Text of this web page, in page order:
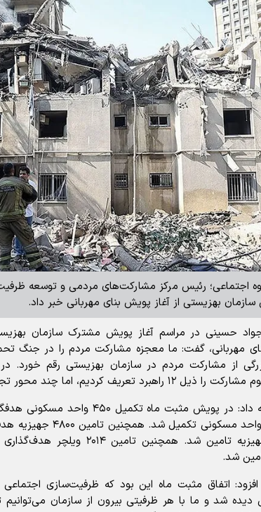
اجتماعی؛ رئیس مرکز مشارکت‌های مردمی و توسعه
سازمان بهزیستی از آغاز پویش بنای مهربانی خبر داد.
حسینی در مراسم آغاز پویش مشترک سازمان
مهربانی، گفت: ما معجزه مشارکت مردم را در جنگ
از مشارکت مردم در سازمان بهزیستی رقم خورد.
۱۲ راهبرد تعریف کردیم، اما چند محور تجلی یافت.
وی ادامه داد: در پویش مثبت ماه تکمیل
از ۱۳۰۰ واحد مسکونی تکمیل
شد.
اتفاق مثبت ماه این بود که ظرفیت‌سازی اجتماعی
دیده شد و ما با هر ظرفیتی بیرون از سازمان می‌توانیم